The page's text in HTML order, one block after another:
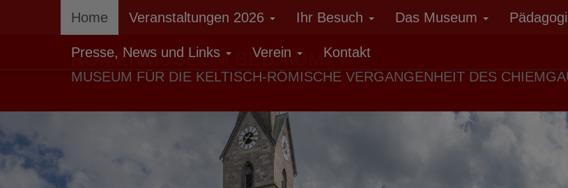
Home Veranstaltungen 2026 Ihr Besuch Das Museum
Presse, News und Links Verein Kontakt
RÖMERMUSEUM BEDAIUM
MUSEUM FÜR DIE KELTISCH-RÖMISCHE VERGANGENHEIT DES